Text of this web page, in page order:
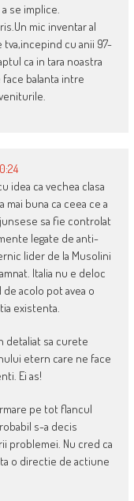
se implice.
mic inventar al
cu anii 97-
ca in tara noastra
balanta intre
idea ca vechea clasa
mai buna ca ceea ce a
sa fie controlat
legate de anti-
lider de la Musolini
Italia nu e deloc
acolo pot avea o
existenta.
detaliat sa curete
etern care ne face
Ei as!
pe tot flancul
s-a decis
problemei. Nu cred ca
o directie de actiune